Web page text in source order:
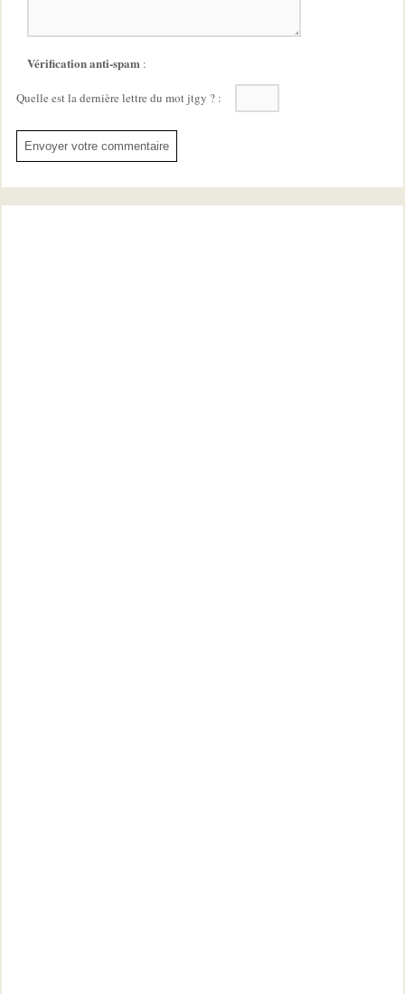
Vérification anti-spam :
Quelle est la dernière lettre du mot jtgy ? :